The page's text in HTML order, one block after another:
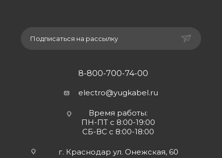
Подписаться на рассылку
8-800-700-74-00
electro@yugkabel.ru
Время работы:
ПН-ПТ с 8:00-19:00
СБ-ВС с 8:00-18:00
г. Краснодар ул. Онежская, 60